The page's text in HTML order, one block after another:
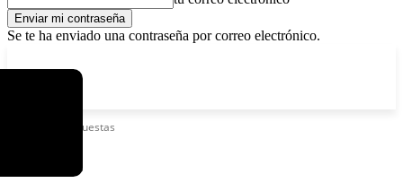
Se te ha enviado una contraseña por correo electrónico.
Orquestas